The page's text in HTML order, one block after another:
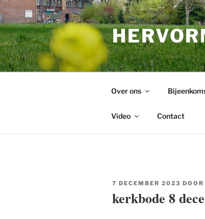
Ga
naar
de
inhoud
Over ons
Video Contact
GEPLAATST
7 DECEMBER 2023 DOOR
kerkbode 8